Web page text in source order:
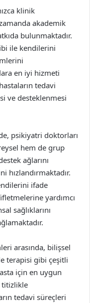
klinik
akademik
bulunmaktadır.
ile kendilerini
en iyi hizmeti
tedavi
ve desteklenmesi
psikiyatri doktorları
hem de grup
ağlarını
hızlandırmaktadır.
ifade
yardımcı
sağlıklarını
arasında, bilişsel
terapisi gibi çeşitli
için en uygun
titizlikle
tedavi süreçleri